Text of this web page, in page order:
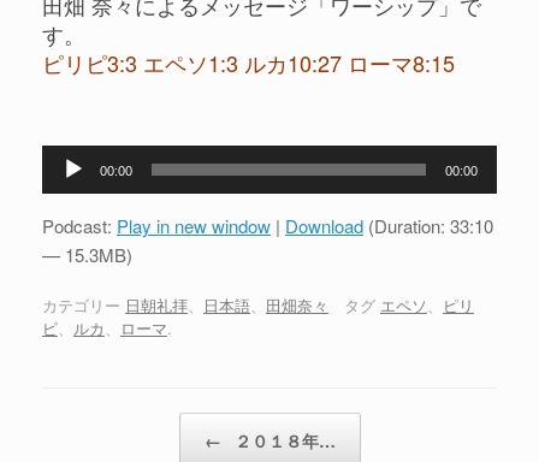
す。
ピリピ3:3 エペソ1:3 ルカ10:27 ローマ8:15
プ
ヤ
ー
00:00 00:00
Podcast: Play in new window | Download (Duration: 33:10
— 15.3MB)
カテゴリー 日朝礼拝、 日本語、 田畑奈々 タグ エペソ、
ピリ
ピ、 ルカ、 ローマ.
← ２０１８年…